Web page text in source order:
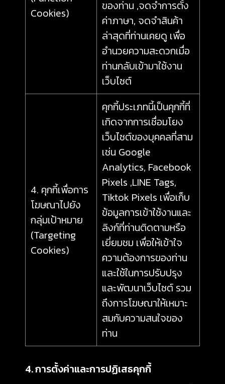
Cookies)
ของท่าน ,จดจำการตั้ง
ค่าภาษา, จดจำสินค้า
ล่าสุดที่ท่านเคยดู เพื่อ
อำนวยความสะดวกเมื่อ
ท่านกลับเข้ามาใช้งาน
เว็บไซต์
4. คุกกี้เพื่อการ
โฆษณาไปยัง
กลุ่มเป้าหมาย
(Targeting
Cookies)
คุกกี้ประเภทนี้เป็นคุกกี้ที่
เกิดจากการเชื่อมโยง
เว็บไซต์ของบุคคลที่สาม
เช่น Google
Analytics, Facebook
Pixels ,LINE Tags,
Tiktok Pixels เพื่อเก็บ
ข้อมูลการเข้าใช้งานและ
ลิงก์ที่ท่านติดตามหรือ
เยี่ยมชม เพื่อให้เข้าใจ
ความต้องการของท่าน
และใช้ในการปรับปรุง
และพัฒนาเว็บไซต์ รวม
ถึงการโฆษณาให้เหมาะ
สมกับความสนใจของ
ท่าน
4. การตั้งค่าและการปฏิเสธคุกกี้